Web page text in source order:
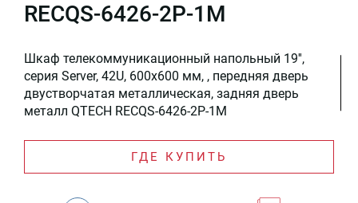
RECQS-6426-2P-1M
Шкаф телекоммуникационный напольный 19'',
серия Server, 42U, 600x600 мм, , передняя дверь
двустворчатая металлическая, задняя дверь
металл QTECH RECQS-6426-2P-1M
ГДЕ КУПИТЬ